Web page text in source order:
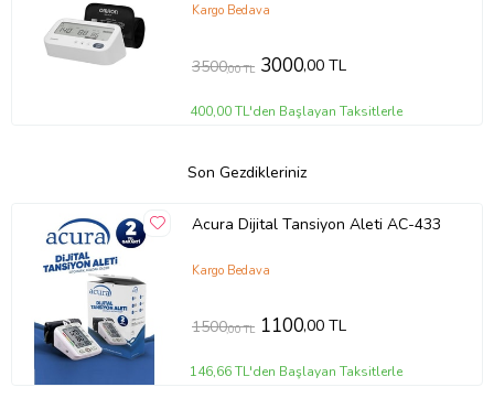
Kargo Bedava
3500,00 TL 3000,00 TL
400,00 TL'den Başlayan Taksitlerle
Son Gezdikleriniz
Acura Dijital Tansiyon Aleti AC-433
Kargo Bedava
1500,00 TL 1100,00 TL
146,66 TL'den Başlayan Taksitlerle